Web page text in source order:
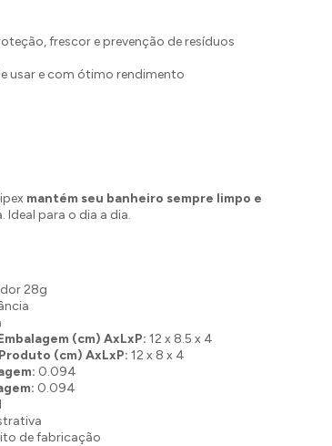
frescor e prevenção de resíduos
usar e com ótimo rendimento
mantém seu banheiro sempre limpo e
Ideal para o dia a dia.
28g
(cm) AxLxP: 12 x 8.5 x 4
(cm) AxLxP: 12 x 8 x 4
0.094
0.094
de fabricação